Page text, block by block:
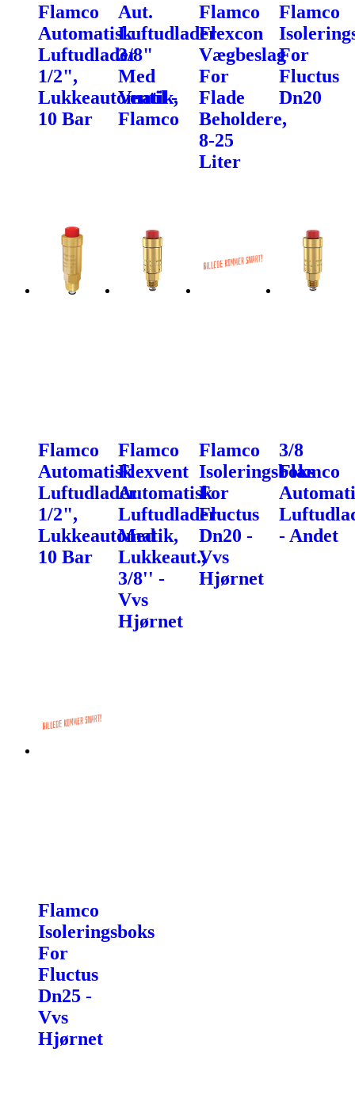
Flamco
Automatisk
Luftudlader
1/2",
Lukkeautomatik,
10 Bar
Aut.
Luftudlader
3/8"
Med
Ventil -
Flamco
Flamco
Flexcon
Vægbeslag
For
Flade
Beholdere,
8-25
Liter
Flamco
For
Fluctus
Dn20
Flamco
Automatisk
Luftudlader
1/2",
Lukkeautomatik,
10 Bar
Flamco
Flexvent
Automatisk
Luftudlader
Med
Lukkeaut.,
3/8'' -
Vvs
Hjørnet
Flamco
Isoleringsboks
For
Fluctus
Dn20 -
Vvs
Hjørnet
3/8
Flamco
- Andet
Flamco
Isoleringsboks
For
Fluctus
Dn25 -
Vvs
Hjørnet